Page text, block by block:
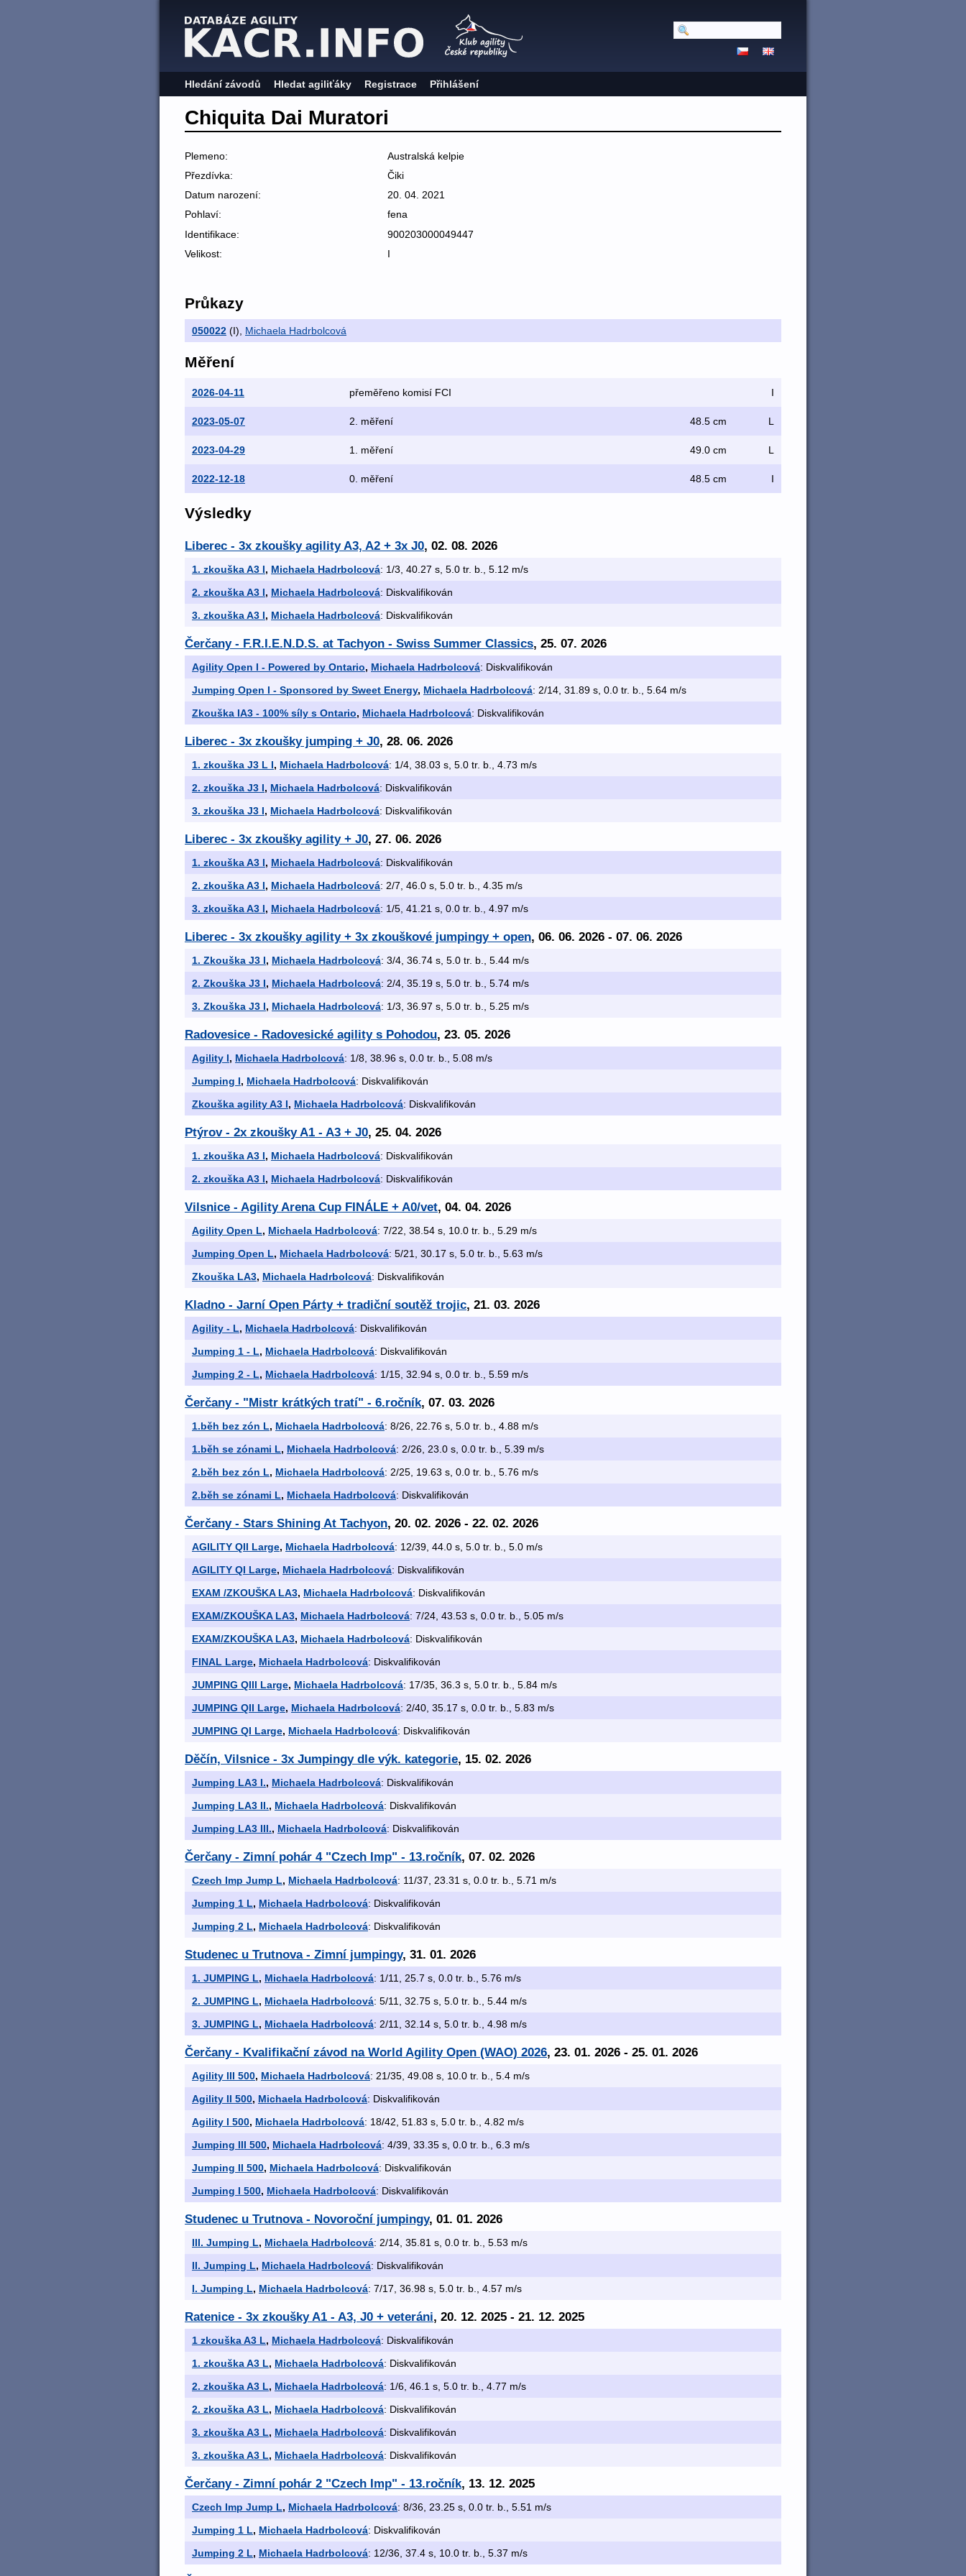
Hledání závodů Hledat agiliťáky Registrace Přihlášení
Chiquita Dai Muratori
Plemeno:
Australská kelpie
Přezdívka:
Čiki
Datum narození:
20. 04. 2021
Pohlaví:
fena
Identifikace:
900203000049447
Velikost:
I
Průkazy
050022 (I), Michaela Hadrbolcová
Měření
2026-04-11 přeměřeno komisí FCI I
2023-05-07 2. měření 48.5 cm L
2023-04-29 1. měření 49.0 cm L
2022-12-18 0. měření 48.5 cm I
Výsledky
Liberec - 3x zkoušky agility A3, A2 + 3x J0, 02. 08. 2026
1. zkouška A3 I, Michaela Hadrbolcová: 1/3, 40.27 s, 5.0 tr. b., 5.12 m/s
2. zkouška A3 I, Michaela Hadrbolcová: Diskvalifikován
3. zkouška A3 I, Michaela Hadrbolcová: Diskvalifikován
Čerčany - F.R.I.E.N.D.S. at Tachyon - Swiss Summer Classics, 25. 07. 2026
Agility Open I - Powered by Ontario, Michaela Hadrbolcová: Diskvalifikován
Jumping Open I - Sponsored by Sweet Energy, Michaela Hadrbolcová: 2/14, 31.89 s, 0.0 tr. b., 5.64 m/s
Zkouška IA3 - 100% síly s Ontario, Michaela Hadrbolcová: Diskvalifikován
Liberec - 3x zkoušky jumping + J0, 28. 06. 2026
1. zkouška J3 L I, Michaela Hadrbolcová: 1/4, 38.03 s, 5.0 tr. b., 4.73 m/s
2. zkouška J3 I, Michaela Hadrbolcová: Diskvalifikován
3. zkouška J3 I, Michaela Hadrbolcová: Diskvalifikován
Liberec - 3x zkoušky agility + J0, 27. 06. 2026
1. zkouška A3 I, Michaela Hadrbolcová: Diskvalifikován
2. zkouška A3 I, Michaela Hadrbolcová: 2/7, 46.0 s, 5.0 tr. b., 4.35 m/s
3. zkouška A3 I, Michaela Hadrbolcová: 1/5, 41.21 s, 0.0 tr. b., 4.97 m/s
Liberec - 3x zkoušky agility + 3x zkouškové jumpingy + open, 06. 06. 2026 - 07. 06. 2026
1. Zkouška J3 I, Michaela Hadrbolcová: 3/4, 36.74 s, 5.0 tr. b., 5.44 m/s
2. Zkouška J3 I, Michaela Hadrbolcová: 2/4, 35.19 s, 5.0 tr. b., 5.74 m/s
3. Zkouška J3 I, Michaela Hadrbolcová: 1/3, 36.97 s, 5.0 tr. b., 5.25 m/s
Radovesice - Radovesické agility s Pohodou, 23. 05. 2026
Agility I, Michaela Hadrbolcová: 1/8, 38.96 s, 0.0 tr. b., 5.08 m/s
Jumping I, Michaela Hadrbolcová: Diskvalifikován
Zkouška agility A3 I, Michaela Hadrbolcová: Diskvalifikován
Ptýrov - 2x zkoušky A1 - A3 + J0, 25. 04. 2026
1. zkouška A3 I, Michaela Hadrbolcová: Diskvalifikován
2. zkouška A3 I, Michaela Hadrbolcová: Diskvalifikován
Vilsnice - Agility Arena Cup FINÁLE + A0/vet, 04. 04. 2026
Agility Open L, Michaela Hadrbolcová: 7/22, 38.54 s, 10.0 tr. b., 5.29 m/s
Jumping Open L, Michaela Hadrbolcová: 5/21, 30.17 s, 5.0 tr. b., 5.63 m/s
Zkouška LA3, Michaela Hadrbolcová: Diskvalifikován
Kladno - Jarní Open Párty + tradiční soutěž trojic, 21. 03. 2026
Agility - L, Michaela Hadrbolcová: Diskvalifikován
Jumping 1 - L, Michaela Hadrbolcová: Diskvalifikován
Jumping 2 - L, Michaela Hadrbolcová: 1/15, 32.94 s, 0.0 tr. b., 5.59 m/s
Čerčany - "Mistr krátkých tratí" - 6.ročník, 07. 03. 2026
1.běh bez zón L, Michaela Hadrbolcová: 8/26, 22.76 s, 5.0 tr. b., 4.88 m/s
1.běh se zónami L, Michaela Hadrbolcová: 2/26, 23.0 s, 0.0 tr. b., 5.39 m/s
2.běh bez zón L, Michaela Hadrbolcová: 2/25, 19.63 s, 0.0 tr. b., 5.76 m/s
2.běh se zónami L, Michaela Hadrbolcová: Diskvalifikován
Čerčany - Stars Shining At Tachyon, 20. 02. 2026 - 22. 02. 2026
AGILITY QII Large, Michaela Hadrbolcová: 12/39, 44.0 s, 5.0 tr. b., 5.0 m/s
AGILITY QI Large, Michaela Hadrbolcová: Diskvalifikován
EXAM /ZKOUŠKA LA3, Michaela Hadrbolcová: Diskvalifikován
EXAM/ZKOUŠKA LA3, Michaela Hadrbolcová: 7/24, 43.53 s, 0.0 tr. b., 5.05 m/s
EXAM/ZKOUŠKA LA3, Michaela Hadrbolcová: Diskvalifikován
FINAL Large, Michaela Hadrbolcová: Diskvalifikován
JUMPING QIII Large, Michaela Hadrbolcová: 17/35, 36.3 s, 5.0 tr. b., 5.84 m/s
JUMPING QII Large, Michaela Hadrbolcová: 2/40, 35.17 s, 0.0 tr. b., 5.83 m/s
JUMPING QI Large, Michaela Hadrbolcová: Diskvalifikován
Děčín, Vilsnice - 3x Jumpingy dle výk. kategorie, 15. 02. 2026
Jumping LA3 I., Michaela Hadrbolcová: Diskvalifikován
Jumping LA3 II., Michaela Hadrbolcová: Diskvalifikován
Jumping LA3 III., Michaela Hadrbolcová: Diskvalifikován
Čerčany - Zimní pohár 4 "Czech Imp" - 13.ročník, 07. 02. 2026
Czech Imp Jump L, Michaela Hadrbolcová: 11/37, 23.31 s, 0.0 tr. b., 5.71 m/s
Jumping 1 L, Michaela Hadrbolcová: Diskvalifikován
Jumping 2 L, Michaela Hadrbolcová: Diskvalifikován
Studenec u Trutnova - Zimní jumpingy, 31. 01. 2026
1. JUMPING L, Michaela Hadrbolcová: 1/11, 25.7 s, 0.0 tr. b., 5.76 m/s
2. JUMPING L, Michaela Hadrbolcová: 5/11, 32.75 s, 5.0 tr. b., 5.44 m/s
3. JUMPING L, Michaela Hadrbolcová: 2/11, 32.14 s, 5.0 tr. b., 4.98 m/s
Čerčany - Kvalifikační závod na World Agility Open (WAO) 2026, 23. 01. 2026 - 25. 01. 2026
Agility III 500, Michaela Hadrbolcová: 21/35, 49.08 s, 10.0 tr. b., 5.4 m/s
Agility II 500, Michaela Hadrbolcová: Diskvalifikován
Agility I 500, Michaela Hadrbolcová: 18/42, 51.83 s, 5.0 tr. b., 4.82 m/s
Jumping III 500, Michaela Hadrbolcová: 4/39, 33.35 s, 0.0 tr. b., 6.3 m/s
Jumping II 500, Michaela Hadrbolcová: Diskvalifikován
Jumping I 500, Michaela Hadrbolcová: Diskvalifikován
Studenec u Trutnova - Novoroční jumpingy, 01. 01. 2026
III. Jumping L, Michaela Hadrbolcová: 2/14, 35.81 s, 0.0 tr. b., 5.53 m/s
II. Jumping L, Michaela Hadrbolcová: Diskvalifikován
I. Jumping L, Michaela Hadrbolcová: 7/17, 36.98 s, 5.0 tr. b., 4.57 m/s
Ratenice - 3x zkoušky A1 - A3, J0 + veteráni, 20. 12. 2025 - 21. 12. 2025
1 zkouška A3 L, Michaela Hadrbolcová: Diskvalifikován
1. zkouška A3 L, Michaela Hadrbolcová: Diskvalifikován
2. zkouška A3 L, Michaela Hadrbolcová: 1/6, 46.1 s, 5.0 tr. b., 4.77 m/s
2. zkouška A3 L, Michaela Hadrbolcová: Diskvalifikován
3. zkouška A3 L, Michaela Hadrbolcová: Diskvalifikován
3. zkouška A3 L, Michaela Hadrbolcová: Diskvalifikován
Čerčany - Zimní pohár 2 "Czech Imp" - 13.ročník, 13. 12. 2025
Czech Imp Jump L, Michaela Hadrbolcová: 8/36, 23.25 s, 0.0 tr. b., 5.51 m/s
Jumping 1 L, Michaela Hadrbolcová: Diskvalifikován
Jumping 2 L, Michaela Hadrbolcová: 12/36, 37.4 s, 10.0 tr. b., 5.37 m/s